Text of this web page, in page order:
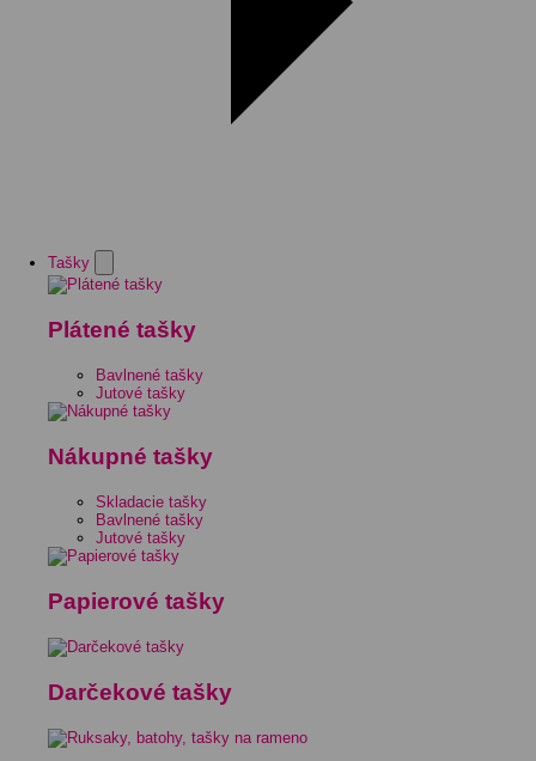
Tašky
Plátené tašky
Bavlnené tašky
Jutové tašky
Nákupné tašky
Skladacie tašky
Bavlnené tašky
Jutové tašky
Papierové tašky
Darčekové tašky